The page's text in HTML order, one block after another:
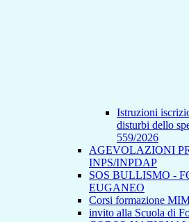
Istruzioni
disturbi dello
559/2026
AGEVOLAZIONI
INPS/INPDAP
SOS BULLISMO -
EUGANEO
Corsi formazione
invito alla Scuola di